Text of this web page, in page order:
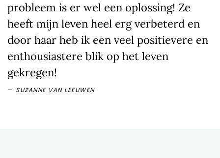
probleem is er wel een oplossing! Ze
heeft mijn leven heel erg verbeterd en
door haar heb ik een veel positievere en
enthousiastere blik op het leven
gekregen!
SUZANNE VAN LEEUWEN